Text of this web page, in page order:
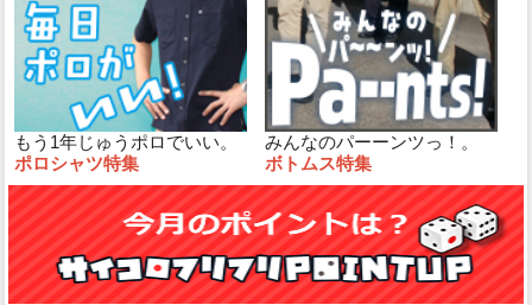
もう1年じゅうポロでいい。
ポロシャツ特集
みんなのパーーンツっ！。
ボトムス特集